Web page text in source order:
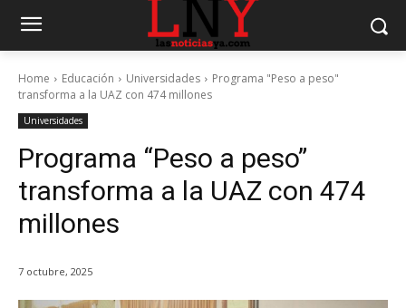
Home Educación Universidades
Programa "Peso a peso"
transforma a la UAZ con 474 millones
Universidades
Programa “Peso a peso”
transforma a la UAZ con 474
millones
7 octubre, 2025